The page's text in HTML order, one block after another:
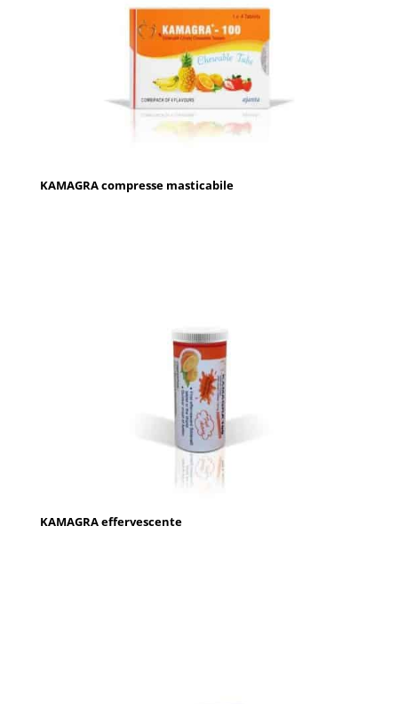
KAMAGRA compresse masticabile
KAMAGRA effervescente